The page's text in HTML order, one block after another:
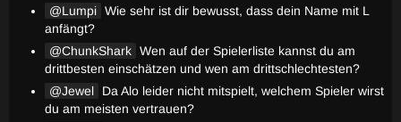
Lumpi Wie sehr ist dir bewusst, dass dein Name mit L
anfängt?
ChunkShark Wen auf der Spielerliste kannst du am
drittbesten einschätzen und wen am drittschlechtesten?
Jewel
Da Alo leider nicht mitspielt, welchem Spieler wirst
du am meisten vertrauen?